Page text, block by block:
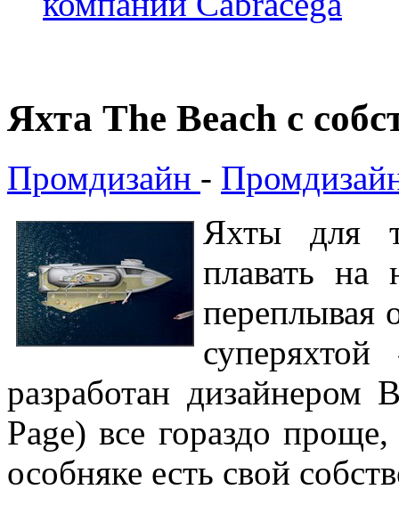
Яхта The Beach с
Промдизайн -
Яхты для
плавать на
переплывая
разработан
Page) все гораздо
особняке есть свой